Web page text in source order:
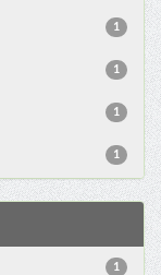
1
1
1
1
1